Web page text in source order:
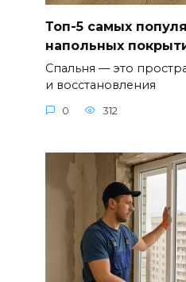
Топ-5 самых
напольных
Спальня — это
и восстановления
0 312